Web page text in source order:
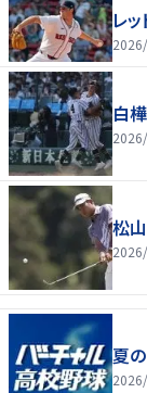
レ
白
松
夏